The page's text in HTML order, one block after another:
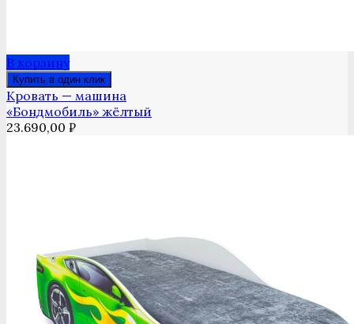
В корзину
Купить в один клик
Кровать — машина
«Бондмобиль» жёлтый
23.690,00 ₽